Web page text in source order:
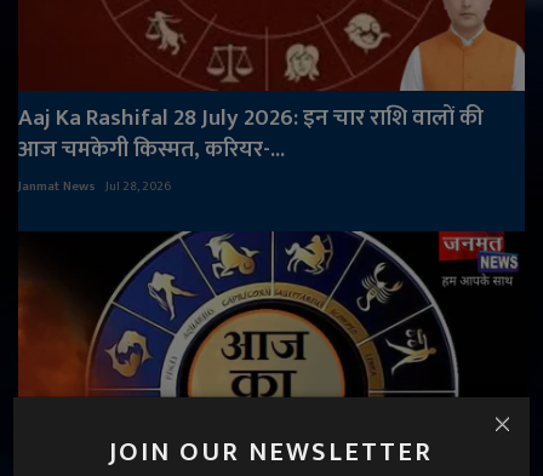
JOIN OUR NEWSLETTER
Aaj Ka Rashifal 28 July 2026: इन चार राशि वालों की
आज चमकेगी किस्मत, करियर-...
Janmat News Jul 28, 2026